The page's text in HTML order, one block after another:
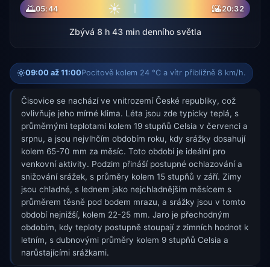
🌅05:44 ☀ 🌇20:32
Zbývá 8 h 43 min denního světla
09:00 až 11:00Pocitově kolem 24 °C a vítr přibližně 8 km/h.
Čisovice se nachází ve vnitrozemí České republiky, což
ovlivňuje jeho mírné klima. Léta jsou zde typicky teplá, s
průměrnými teplotami kolem 19 stupňů Celsia v červenci a
srpnu, a jsou nejvlhčím obdobím roku, kdy srážky dosahují
kolem 65-70 mm za měsíc. Toto období je ideální pro
venkovní aktivity. Podzim přináší postupné ochlazování a
snižování srážek, s průměry kolem 15 stupňů v září. Zimy
jsou chladné, s lednem jako nejchladnějším měsícem s
průměrem těsně pod bodem mrazu, a srážky jsou v tomto
období nejnižší, kolem 22-25 mm. Jaro je přechodným
obdobím, kdy teploty postupně stoupají z zimních hodnot k
letním, s dubnovými průměry kolem 9 stupňů Celsia a
narůstajícími srážkami.